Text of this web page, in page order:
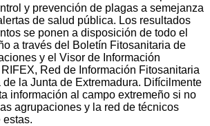
y prevención de plagas a semejanza
de salud pública. Los resultados
se ponen a disposición de todo el
a través del Boletín Fitosanitaria de
y el Visor de Información
Red de Información Fitosanitaria
de la Junta de Extremadura. Difícilmente
información al campo extremeño si no
agrupaciones y la red de técnicos
estas.